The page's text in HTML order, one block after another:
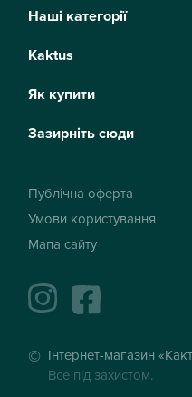
Наші категорії
Kaktus
Як купити
Зазирніть сюди
Публічна оферта
Умови користування
Мапа сайту
instagramfacebook
Інтернет-магазин
Все під захистом.